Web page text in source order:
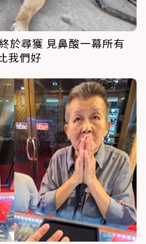
於尋獲 見鼻酸一幕所有
我們好